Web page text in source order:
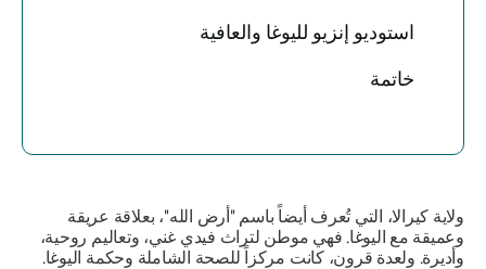
استوديو إنزيو لليوغا والعافية
خاتمة
ولاية كيرالا، التي تُعرف أيضاً باسم"أرض الله"،بعلاقة عريقة
وعميقة مع اليوغا. فهي موطن لتراث فيدي غني، وتعاليم روحية،
وأديرة. ولعدة قرون، كانت مركزاً للصحة الشاملة وحكمة اليوغا.